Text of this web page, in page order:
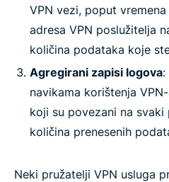
VPN vezi, poput
adresa VPN poslužitelja
količina podataka koje
Agregirani zapisi logova:
navikama korištenja
koji su povezani na svaki
količina prenesenih
Neki pružatelji VPN usluga